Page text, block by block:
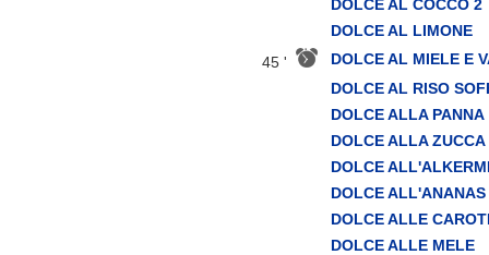
DOLCE AL COCCO 2
DOLCE AL LIMONE
45 '
DOLCE AL MIELE E
DOLCE AL RISO
DOLCE ALLA PANNA
DOLCE ALLA ZUCCA
DOLCE
DOLCE ALL'ANANAS
DOLCE ALLE
DOLCE ALLE MELE